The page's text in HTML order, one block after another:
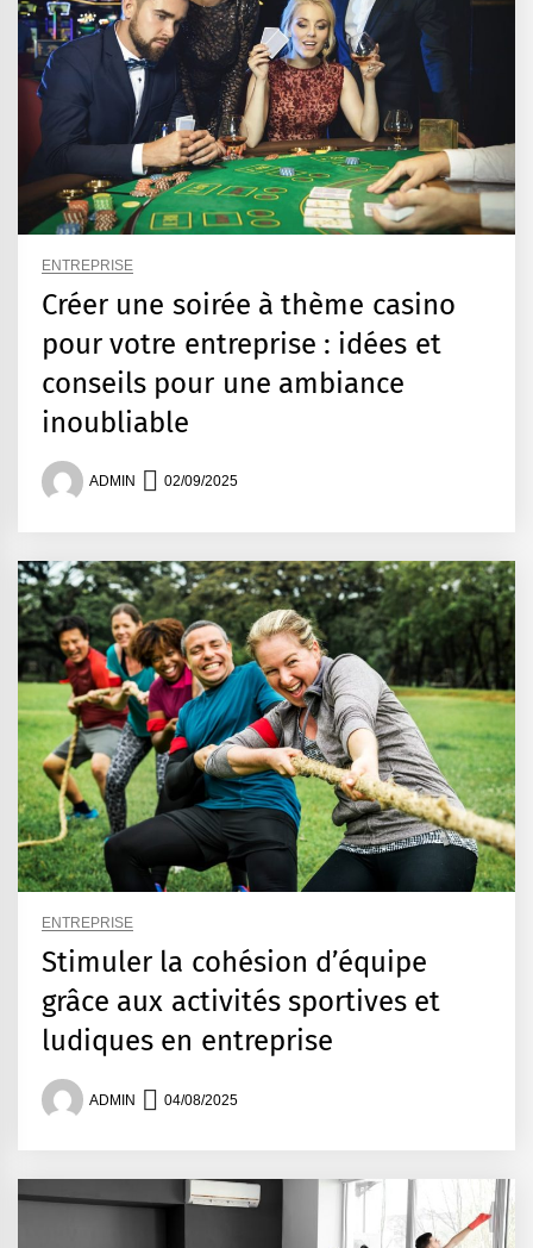
ENTREPRISE
Créer une soirée à thème casino
pour votre entreprise : idées et
conseils pour une ambiance
inoubliable
ADMIN 02/09/2025
ENTREPRISE
Stimuler la cohésion d’équipe
grâce aux activités sportives et
ludiques en entreprise
ADMIN 04/08/2025